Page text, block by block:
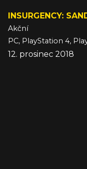
INSURGENCY:
Akční
PC, PlayStation 4,
12. prosinec 2018